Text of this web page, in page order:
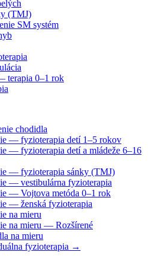
(TMJ)
SM systém
terapia 0–1 rok
chodidla
— fyzioterapia detí 1–5 rokov
— fyzioterapia detí a mládeže 6–16
— fyzioterapia sánky (TMJ)
— vestibulárna fyzioterapia
— Vojtova metóda 0–1 rok
— ženská fyzioterapia
na mieru
na mieru — Rozšírené
na mieru
fyzioterapia →